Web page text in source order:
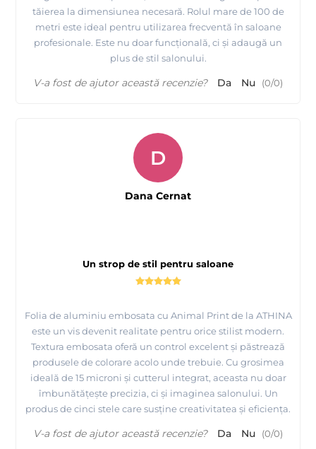
tăierea la dimensiunea necesară. Rolul mare de 100 de
metri este ideal pentru utilizarea frecventă în saloane
profesionale. Este nu doar funcțională, ci și adaugă un
plus de stil salonului.
V-a fost de ajutor această recenzie? Da Nu (0/0)
Un strop de stil pentru saloane
Folia de aluminiu embosata cu Animal Print de la ATHINA
este un vis devenit realitate pentru orice stilist modern.
Textura embosata oferă un control excelent și păstrează
produsele de colorare acolo unde trebuie. Cu grosimea
ideală de 15 microni și cutterul integrat, aceasta nu doar
îmbunătățește precizia, ci și imaginea salonului. Un
produs de cinci stele care susține creativitatea și eficiența.
D
Dana Cernat
V-a fost de ajutor această recenzie? Da Nu (0/0)